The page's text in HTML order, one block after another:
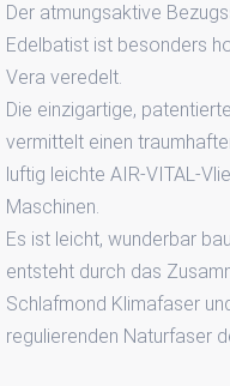
Der atmungsaktive
Edelbatist ist besonders
Vera veredelt.
Die einzigartige,
vermittelt einen
luftig leichte AIR-VITAL-
Maschinen.
Es ist leicht, wunderbar
entsteht durch das
Schlafmond Klimafaser
regulierenden Naturfaser